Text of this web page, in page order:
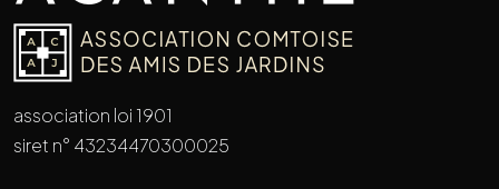
association loi 1901
siret n° 43234470300025